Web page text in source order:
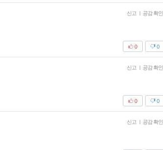
신고 | 공감 확인
0
0
신고 | 공감 확인
0
0
신고 | 공감 확인